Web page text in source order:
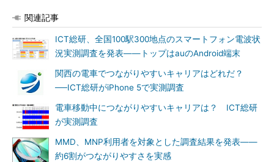
関連記事
ICT総研、全国100駅300地点のスマートフォン電波状
況実測調査を発表――トップはauのAndroid端末
関西の電車でつながりやすいキャリアはどれだ？
──ICT総研がiPhone 5で実測調査
電車移動中につながりやすいキャリアは？ ICT総研
が実測調査
MMD、MNP利用者を対象とした調査結果を発表――
約6割がつながりやすさを実感